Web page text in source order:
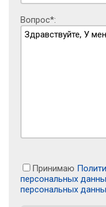
Вопрос*:
Принимаю
персональных
персональных